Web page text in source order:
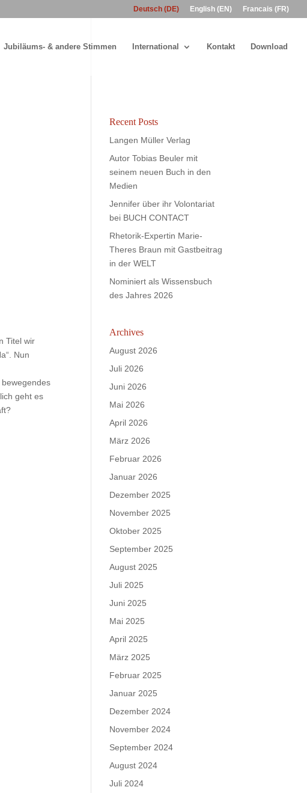
Deutsch (DE) English (EN) Francais (FR)
Jubiläums- & andere Stimmen International Kontakt Download
Titel wir
Nun
geht es
Recent Posts
Langen Müller Verlag
Autor Tobias Beuler mit
seinem neuen Buch in den
Medien
Jennifer über ihr Volontariat
bei BUCH CONTACT
Rhetorik-Expertin Marie-
Theres Braun mit Gastbeitrag
in der WELT
Nominiert als Wissensbuch
des Jahres 2026
Archives
August 2026
Juli 2026
Juni 2026
Mai 2026
April 2026
März 2026
Februar 2026
Januar 2026
Dezember 2025
November 2025
Oktober 2025
September 2025
August 2025
Juli 2025
Juni 2025
Mai 2025
April 2025
März 2025
Februar 2025
Januar 2025
Dezember 2024
November 2024
September 2024
August 2024
Juli 2024